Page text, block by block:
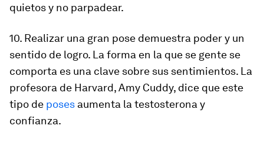
quietos y no parpadear.
10. Realizar una gran pose demuestra poder y un
sentido de logro. La forma en la que se gente se
comporta es una clave sobre sus sentimientos. La
profesora de Harvard, Amy Cuddy, dice que este
tipo de poses aumenta la testosterona y
confianza.